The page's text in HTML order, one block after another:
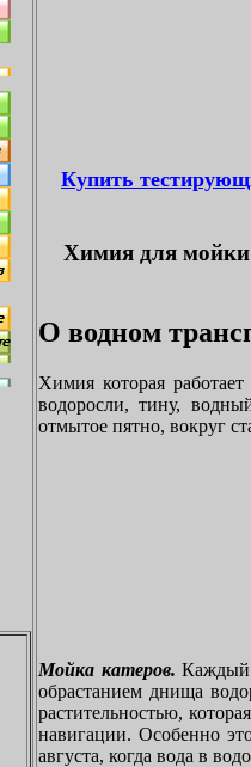
Купить
Химия для мойки
О водном
Химия которая
водоросли, тину,
отмытое пятно, вокруг
Мойка катеров. Каждый
обрастанием днища
растительностью,
навигации. Особенно
августа, когда вода в